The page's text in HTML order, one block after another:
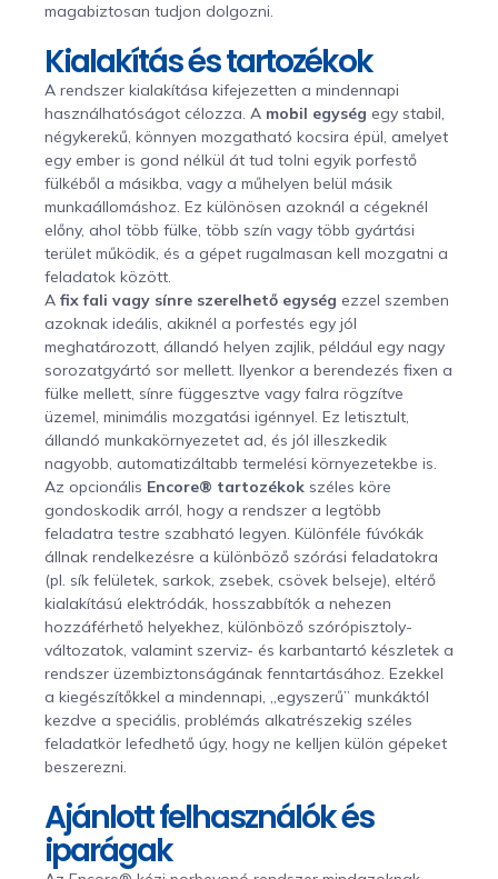
magabiztosan tudjon dolgozni.
Kialakítás és tartozékok
A rendszer kialakítása kifejezetten a mindennapi
használhatóságot célozza. A mobil egység egy stabil,
négykerekű, könnyen mozgatható kocsira épül, amelyet
egy ember is gond nélkül át tud tolni egyik porfestő
fülkéből a másikba, vagy a műhelyen belül másik
munkaállomáshoz. Ez különösen azoknál a cégeknél
előny, ahol több fülke, több szín vagy több gyártási
terület működik, és a gépet rugalmasan kell mozgatni a
feladatok között.
A fix fali vagy sínre szerelhető egység ezzel szemben
azoknak ideális, akiknél a porfestés egy jól
meghatározott, állandó helyen zajlik, például egy nagy
sorozatgyártó sor mellett. Ilyenkor a berendezés fixen a
fülke mellett, sínre függesztve vagy falra rögzítve
üzemel, minimális mozgatási igénnyel. Ez letisztult,
állandó munkakörnyezetet ad, és jól illeszkedik
nagyobb, automatizáltabb termelési környezetekbe is.
Az opcionális Encore® tartozékok széles köre
gondoskodik arról, hogy a rendszer a legtöbb
feladatra testre szabható legyen. Különféle fúvókák
állnak rendelkezésre a különböző szórási feladatokra
(pl. sík felületek, sarkok, zsebek, csövek belseje), eltérő
kialakítású elektródák, hosszabbítók a nehezen
hozzáférhető helyekhez, különböző szórópisztoly-
változatok, valamint szerviz- és karbantartó készletek a
rendszer üzembiztonságának fenntartásához. Ezekkel
a kiegészítőkkel a mindennapi, „egyszerű” munkáktól
kezdve a speciális, problémás alkatrészekig széles
feladatkör lefedhető úgy, hogy ne kelljen külön gépeket
beszerezni.
Ajánlott felhasználók és
iparágak